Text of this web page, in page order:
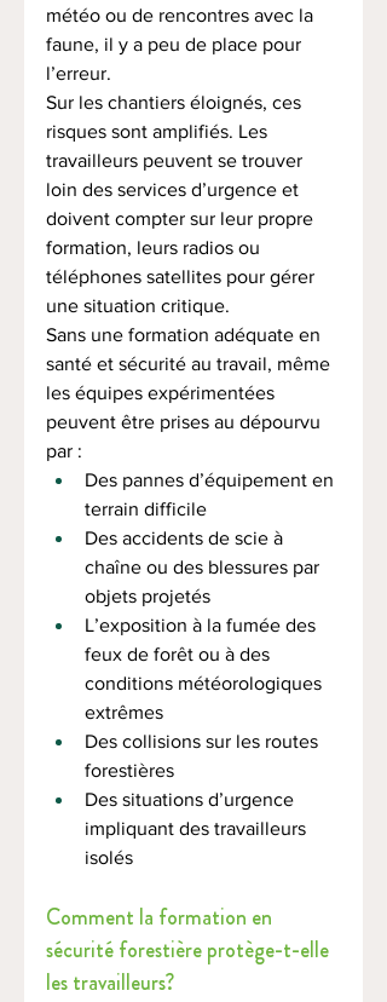
météo ou de rencontres avec la
faune, il y a peu de place pour
l’erreur.
Sur les chantiers éloignés, ces
risques sont amplifiés. Les
travailleurs peuvent se trouver
loin des services d’urgence et
doivent compter sur leur propre
formation, leurs radios ou
téléphones satellites pour gérer
une situation critique.
Sans une formation adéquate en
santé et sécurité au travail, même
les équipes expérimentées
peuvent être prises au dépourvu
par :
Des pannes d’équipement en
terrain difficile
Des accidents de scie à
chaîne ou des blessures par
objets projetés
L’exposition à la fumée des
feux de forêt ou à des
conditions météorologiques
extrêmes
Des collisions sur les routes
forestières
Des situations d’urgence
impliquant des travailleurs
isolés
Comment la formation en
sécurité forestière protège-t-elle
les travailleurs?